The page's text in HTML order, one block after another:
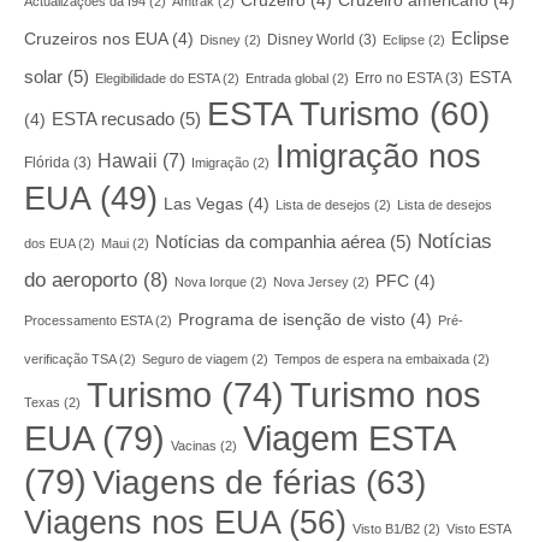
Cruzeiros nos EUA(4) Disney (2) Disney World (3) Eclipse (2)
Eclipse
solar (5) Elegibilidade do ESTA(2) Entrada global (2) Erro no ESTA(3) ESTA
(4) ESTA recusado (5) ESTA Turismo (60)
Flórida (3) Hawaii (7) Imigração (2)
Imigração nos
EUA(49) Las Vegas (4) Lista de desejos (2) Lista de desejos
dos EUA(2) Maui (2) Notícias da companhia aérea (5) Notícias
do aeroporto (8) Nova Iorque (2) Nova Jersey (2) PFC (4)
Processamento ESTA(2) Programa de isenção de visto (4) Pré-
verificação TSA(2) Seguro de viagem (2) Tempos de espera na embaixada (2)
Texas (2) Turismo (74) Turismo nos
EUA(79) Vacinas (2) Viagem ESTA
(79) Viagens de férias (63)
Viagens nos EUA(56) Visto B1/B2 (2) Visto ESTA